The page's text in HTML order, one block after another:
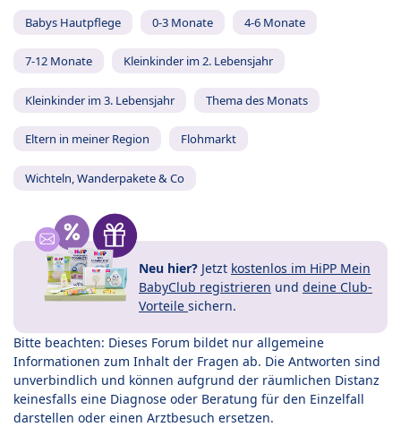
Babys Hautpflege 0-3 Monate 4-6 Monate
7-12 Monate Kleinkinder im 2. Lebensjahr
Kleinkinder im 3. Lebensjahr Thema des Monats
Eltern in meiner Region Flohmarkt
Wichteln, Wanderpakete & Co
Neu hier? Jetzt kostenlos im HiPP Mein
BabyClub registrieren und deine Club-
Vorteile sichern.
Bitte beachten: Dieses Forum bildet nur allgemeine
Informationen zum Inhalt der Fragen ab. Die Antworten sind
unverbindlich und können aufgrund der räumlichen Distanz
keinesfalls eine Diagnose oder Beratung für den Einzelfall
darstellen oder einen Arztbesuch ersetzen.